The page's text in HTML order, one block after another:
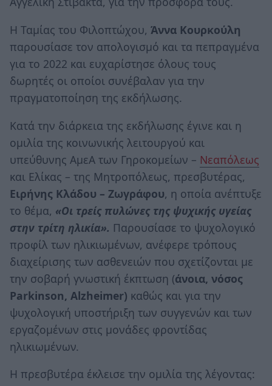
Η Ταμίας του Φιλοπτώχου, Άννα Κουρκούλη
παρουσίασε τον απολογισμό και τα πεπραγμένα
για το 2022 και ευχαρίστησε όλους τους
δωρητές οι οποίοι συνέβαλαν για την
πραγματοποίηση της εκδήλωσης.
Κατά την διάρκεια της εκδήλωσης έγινε και η
ομιλία της κοινωνικής λειτουργού και
υπεύθυνης ΑμεΑ των Γηροκομείων – Νεαπόλεως
και Ελίκας – της Μητροπόλεως, πρεσβυτέρας,
Ειρήνης Κλάδου – Ζωγράφου, η οποία ανέπτυξε
το θέμα, «Οι τρείς πυλώνες της ψυχικής υγείας
στην τρίτη ηλικία». Παρουσίασε το ψυχολογικό
προφίλ των ηλικιωμένων, ανέφερε τρόπους
διαχείρισης των ασθενειών που σχετίζονται με
την σοβαρή γνωστική έκπτωση (άνοια, νόσος
Parkinson, Alzheimer) καθώς και για την
ψυχολογική υποστήριξη των συγγενών και των
εργαζομένων στις μονάδες φροντίδας
ηλικιωμένων.
Η πρεσβυτέρα έκλεισε την ομιλία της λέγοντας: